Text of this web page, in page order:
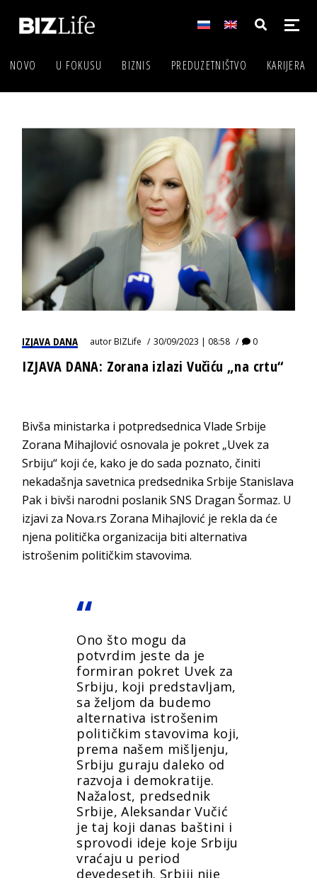
NOVO U FOKUSU BIZNIS PREDUZETNIŠTVO KARIJERA
IZJAVA DANA autorBIZLife 30/09/2023 | 08:58 0
IZJAVA DANA: Zorana izlazi Vučiću „na crtu“
Bivša ministarka i potpredsednica Vlade Srbije
Zorana Mihajlović osnovala je pokret „Uvek za
Srbiju“ koji će, kako je do sada poznato, činiti
nekadašnja savetnica predsednika Srbije Stanislava
Pak i bivši narodni poslanik SNS Dragan Šormaz. U
izjavi za Nova.rs Zorana Mihajlović je rekla da će
njena politička organizacija biti alternativa
istrošenim političkim stavovima.
Ono što mogu da
potvrdim jeste da je
formiran pokret Uvek za
Srbiju, koji predstavljam,
sa željom da budemo
alternativa istrošenim
političkim stavovima koji,
prema našem mišljenju,
Srbiju guraju daleko od
razvoja i demokratije.
Nažalost, predsednik
Srbije, Aleksandar Vučić
je taj koji danas baštini i
sprovodi ideje koje Srbiju
vraćaju u period
devedesetih. Srbiji nije